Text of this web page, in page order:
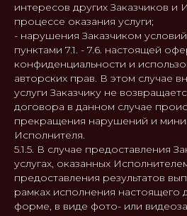
интересов других Заказчиков и
процессе оказания услуги;
- нарушения Заказчиком
пунктами 7.1. - 7.6. настоящей
конфиденциальности и
авторских прав. В этом случае
услуги Заказчику не
договора в данном случае
прекращения нарушений и
Исполнителя.
5.1.5. В случае предоставления
услугах, оказанных
предоставления результатов
рамках исполнения настоящего
форме, в виде фото- или